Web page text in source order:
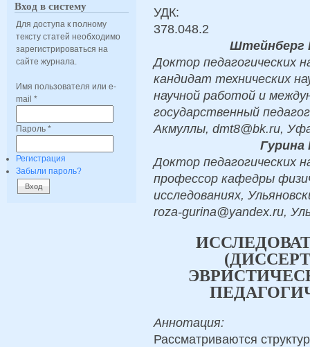
Вход в систему
Для доступа к полному
тексту статей необходимо
зарегистрироваться на
сайте журнала.
Имя пользователя или e-
mail *
Пароль *
Регистрация
Забыли пароль?
УДК:
378.048.2
Штейнберг
Доктор педагогических
кандидат технических
научной работой и
государственный
Акмуллы, dmt8@bk.ru,
Гурина
Доктор педагогических
профессор кафедры
исследованиях,
roza-gurina@yandex.ru,
Аннотация:
Рассматриваются